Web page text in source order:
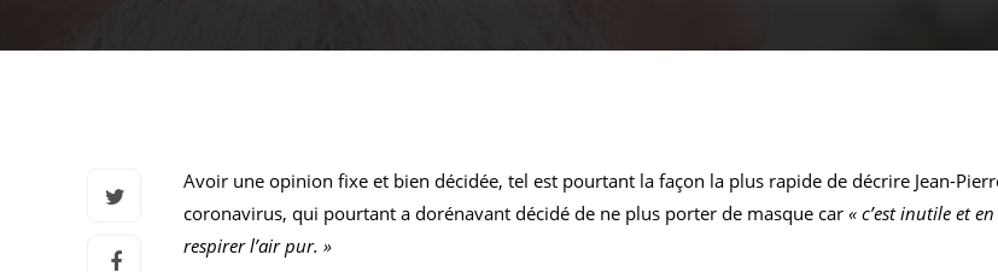
Avoir une opinion fixe et bien décidée, tel est pourtant la façon la plus rapide de décrire Jean-
coronavirus, qui pourtant a dorénavant décidé de ne plus porter de masque car « c’est inutile et
respirer l’air pur. »